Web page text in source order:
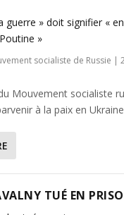
socialiste de Russie |
Mouvement socialiste
à la paix en
TUÉ EN